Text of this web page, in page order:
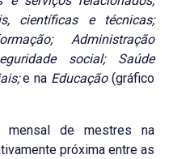
científicas e técnicas;
Administração
social; Saúde
e na Educação(gráfico
mensal de mestres na
próxima entre as